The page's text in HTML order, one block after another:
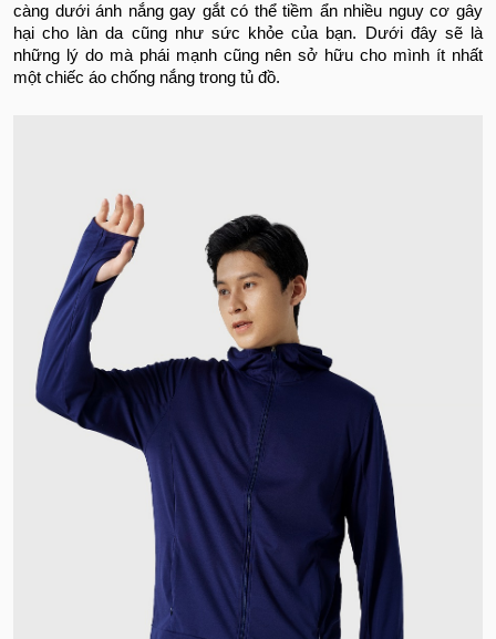
càng dưới ánh nắng gay gắt có thể tiềm ẩn nhiều nguy cơ gây
hại cho làn da cũng như sức khỏe của bạn. Dưới đây sẽ là
những lý do mà phái mạnh cũng nên sở hữu cho mình ít nhất
một chiếc áo chống nắng trong tủ đồ.